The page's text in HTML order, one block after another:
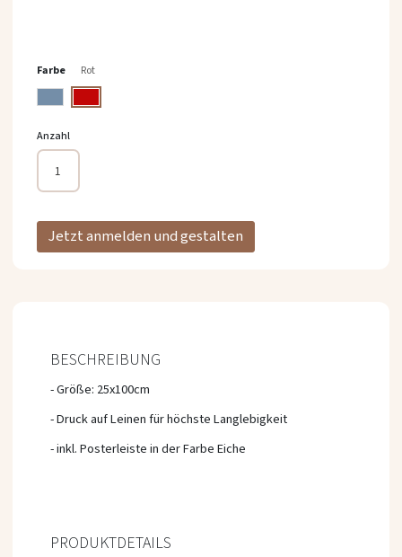
Farbe Rot
Anzahl
Jetzt anmelden und gestalten
BESCHREIBUNG
- Größe: 25x100cm
- Druck auf Leinen für höchste Langlebigkeit
- inkl. Posterleiste in der Farbe Eiche
PRODUKTDETAILS